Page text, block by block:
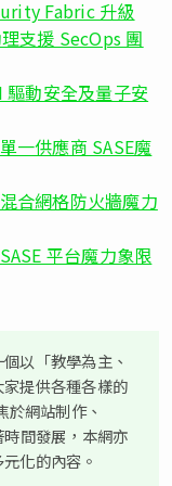
Fabric 升級
支援 SecOps 團
動安全及量子安
一供應商 SASE魔
合網格防火牆魔力
平台魔力象限
以「教學為主、
提供各種各樣的
網站制作、
間發展，本網亦
化的內容。